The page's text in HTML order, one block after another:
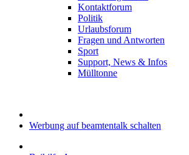
Kontaktforum
Politik
Urlaubsforum
Fragen und Antworten
Sport
Support, News & Infos
Mülltonne
Werbung auf beamtentalk schalten